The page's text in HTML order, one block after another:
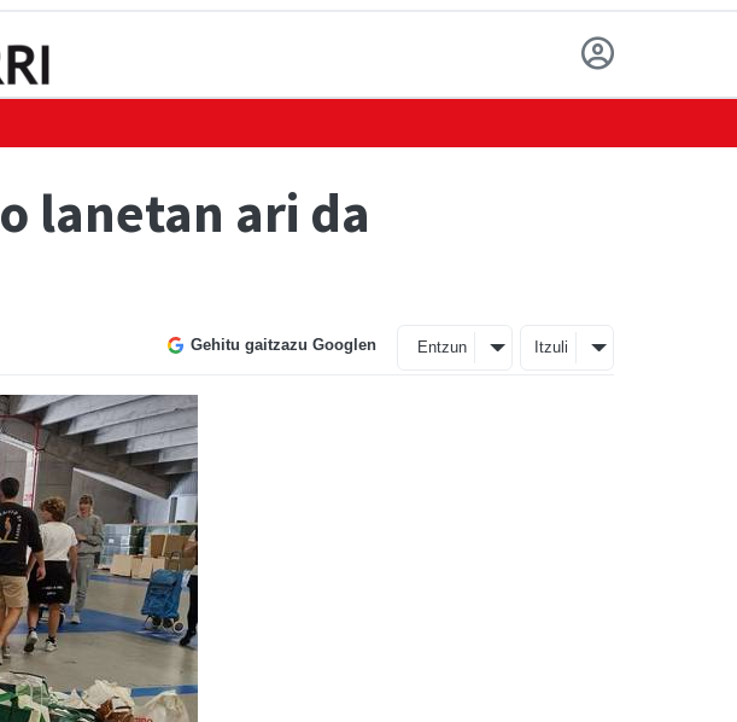
lanetan ari da
Gehitu gaitzazu Googlen Entzun Itzuli